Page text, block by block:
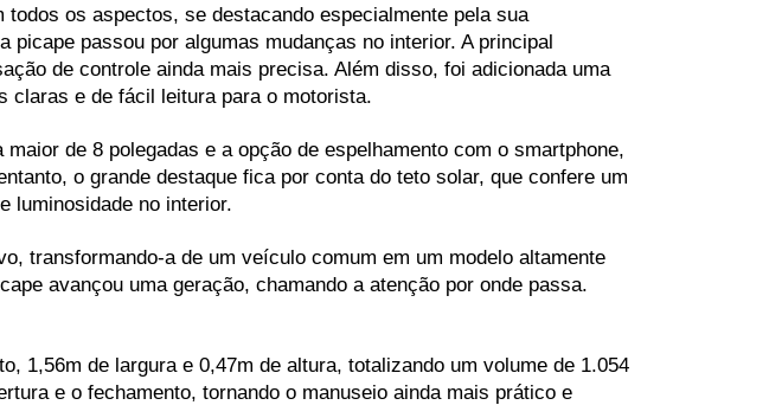
os aspectos, se destacando especialmente pela sua
picape passou por algumas mudanças no interior. A principal
de controle ainda mais precisa. Além disso, foi adicionada uma
claras e de fácil leitura para o motorista.
de 8 polegadas e a opção de espelhamento com o smartphone,
o grande destaque fica por conta do teto solar, que confere um
luminosidade no interior.
transformando-a de um veículo comum em um modelo altamente
avançou uma geração, chamando a atenção por onde passa.
1,56m de largura e 0,47m de altura, totalizando um volume de 1.054
e o fechamento, tornando o manuseio ainda mais prático e